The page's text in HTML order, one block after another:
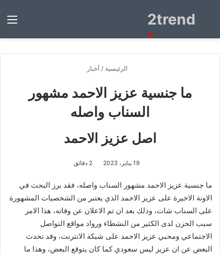
2trendبحث
الرئيسية / أخبار
ما جنسية عزيز الاحمد مشهور
السناب واصله
اصل عزيز الاحمد
19 يناير، 2023 2 دقائق
ما جنسية عزيز الاحمد مشهور السناب واصله، فقد برز البحث في
الاونة الاخيرة على عزيز الاحمد الذي يعتبر من الشخصيات المشهورة
على السناب شات، وذلك بعد ان تم الاعلان عن وفاته، هذا الامر
سبب الحزن لدى الكثير من النشطاء ورواد مواقع التواصل
الاجتماعي ومحبي عزيز الاحمد على شبكة الانترنت، وقد تحدث
البعض عن ان عزيز ليس سعودي كما كان يتوقع البعض، وهذا ما
×